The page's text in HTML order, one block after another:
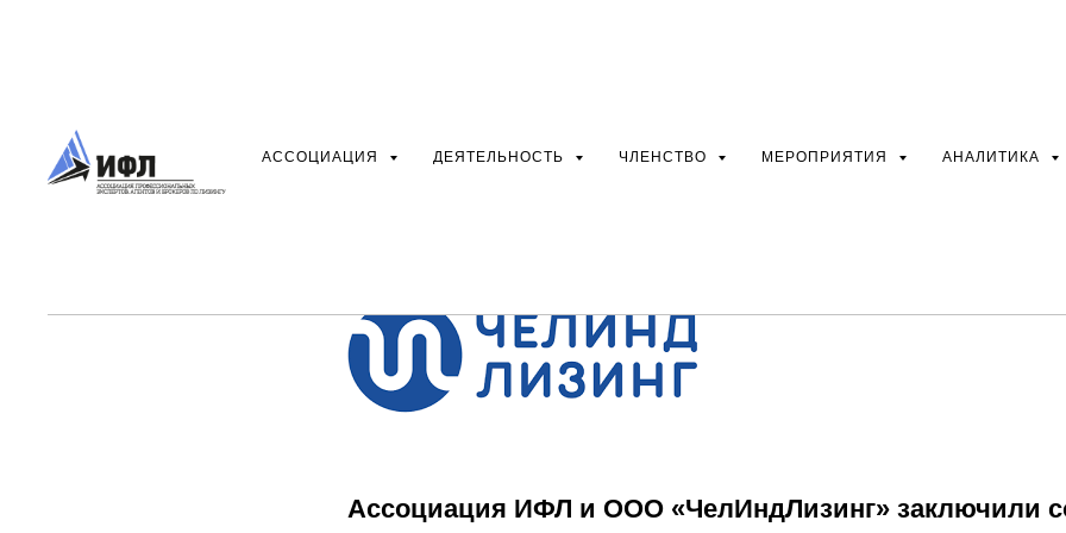
АССОЦИАЦИЯ ДЕЯТЕЛЬНОСТЬ ЧЛЕНСТВО МЕРОПРИЯТИЯ АНАЛИТИКА
Ассоциация ИФЛ и ООО
Ассоциация ИФЛ и ООО «ЧелИндЛизинг» заключили